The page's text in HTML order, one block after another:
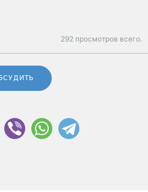
292 просмотров всего.